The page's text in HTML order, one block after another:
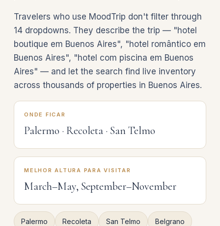
Travelers who use MoodTrip don't filter through
14 dropdowns. They describe the trip — "hotel
boutique em Buenos Aires", "hotel romântico em
Buenos Aires", "hotel com piscina em Buenos
Aires" — and let the search find live inventory
across thousands of properties in Buenos Aires.
ONDE FICAR
Palermo · Recoleta · San Telmo
MELHOR ALTURA PARA VISITAR
March–May, September–November
Palermo Recoleta San Telmo Belgrano